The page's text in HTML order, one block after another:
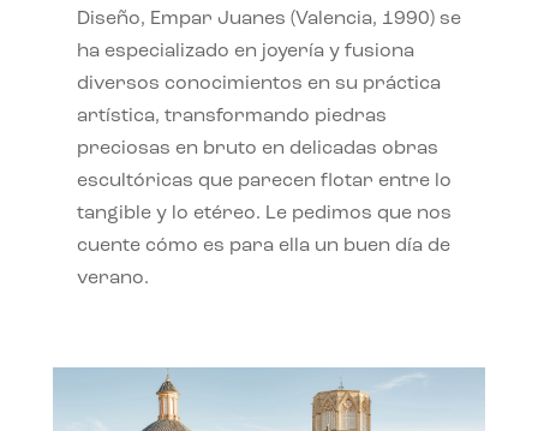
Diseño, Empar Juanes (Valencia, 1990) se
ha especializado en joyería y fusiona
diversos conocimientos en su práctica
artística, transformando piedras
preciosas en bruto en delicadas obras
escultóricas que parecen flotar entre lo
tangible y lo etéreo. Le pedimos que nos
cuente cómo es para ella un buen día de
verano.